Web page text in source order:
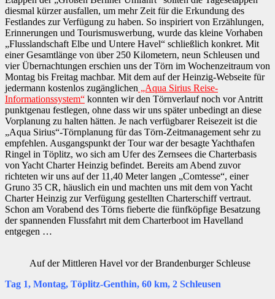
diesmal kürzer ausfallen, um mehr Zeit für die Erkundung des
Festlandes zur Verfügung zu haben. So inspiriert von Erzählungen,
Erinnerungen und Tourismuswerbung, wurde das kleine Vorhaben
„Flusslandschaft Elbe und Untere Havel“ schließlich konkret. Mit
einer Gesamtlänge von über 250 Kilometern, neun Schleusen und
vier Übernachtungen erschien uns der Törn im Wochenzeitraum von
Montag bis Freitag machbar. Mit dem auf der Heinzig-Webseite für
jedermann kostenlos zugänglichen „Aqua Sirius Reise-
Informationssystem“ konnten wir den Törnverlauf noch vor Antritt
punktgenau festlegen, ohne dass wir uns später unbedingt an diese
Vorplanung zu halten hätten. Je nach verfügbarer Reisezeit ist die
„Aqua Sirius“-Törnplanung für das Törn-Zeitmanagement sehr zu
empfehlen. Ausgangspunkt der Tour war der besagte Yachthafen
Ringel in Töplitz, wo sich am Ufer des Zernsees die Charterbasis
von Yacht Charter Heinzig befindet. Bereits am Abend zuvor
richteten wir uns auf der 11,40 Meter langen „Comtesse“, einer
Gruno 35 CR, häuslich ein und machten uns mit dem von Yacht
Charter Heinzig zur Verfügung gestellten Charterschiff vertraut.
Schon am Vorabend des Törns fieberte die fünfköpfige Besatzung
der spannenden Flussfahrt mit dem Charterboot im Havelland
entgegen …
Auf der Mittleren Havel vor der Brandenburger Schleuse
Tag 1, Montag, Töplitz-Genthin, 60 km, 2 Schleusen